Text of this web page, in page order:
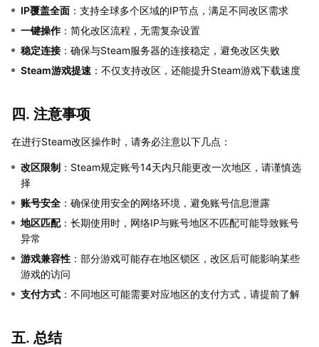
IP覆盖全面 ：支持全球多个区域的IP节点，满足不同改区需求
一键操作：简化改区流程，无需复杂设置
稳定连接 ：确保与Steam服务器的连接稳定，避免改区失败
Steam游戏提速 ：不仅支持改区，还能提升Steam游戏下载速度
四. 注意事项
在进行Steam改区操作时，请务必注意以下几点：
改区限制 ：Steam规定账号14天内只能更改一次地区，请谨慎选
择
账号安全 ：确保使用安全的网络环境，避免账号信息泄露
地区匹配：长期使用时，网络IP与账号地区不匹配可能导致账号
异常
游戏兼容性 ：部分游戏可能存在地区锁区，改区后可能影响某些
游戏的访问
支付方式 ：不同地区可能需要对应地区的支付方式，请提前了解
五. 总结